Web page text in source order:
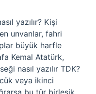
yazılır? Kişi
unvanlar, fahri
büyük harfle
Kemal Atatürk,
nasıl yazılır TDK?
veya ikinci
bu tür birleşik